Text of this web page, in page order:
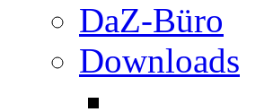
DaZ-Büro
Downloads